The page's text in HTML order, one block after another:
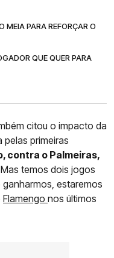
MEIA PARA REFORÇAR O
QUE QUER PARA
citou o impacto da
pelas primeiras
contra o Palmeiras,
temos dois jogos
estaremos
Flamengo nos últimos